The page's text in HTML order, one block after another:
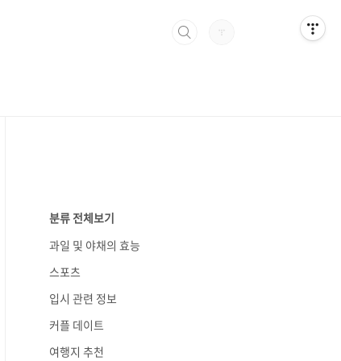
분류 전체보기
과일 및 야채의 효능
스포츠
입시 관련 정보
커플 데이트
여행지 추천